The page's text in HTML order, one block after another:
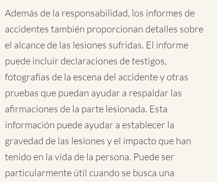
Además de la responsabilidad, los informes de
accidentes también proporcionan detalles sobre
el alcance de las lesiones sufridas. El informe
puede incluir declaraciones de testigos,
fotografías de la escena del accidente y otras
pruebas que puedan ayudar a respaldar las
afirmaciones de la parte lesionada. Esta
información puede ayudar a establecer la
gravedad de las lesiones y el impacto que han
tenido en la vida de la persona. Puede ser
particularmente útil cuando se busca una